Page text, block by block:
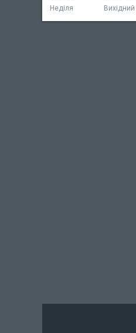
Неділя
Вихідний